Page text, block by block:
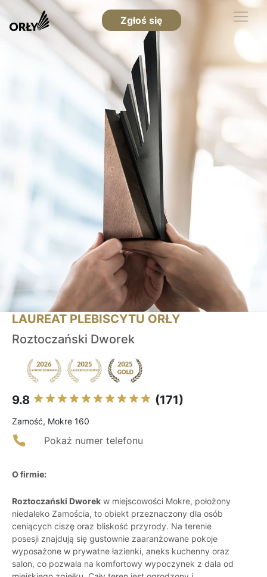
Zgłoś się
LAUREAT PLEBISCYTU ORŁY
Roztoczański Dworek
9.8 (171)
Zamość, Mokre 160
Pokaż numer telefonu
O firmie:
Roztoczański Dworek w miejscowości Mokre, położony
niedaleko Zamościa, to obiekt przeznaczony dla osób
ceniących ciszę oraz bliskość przyrody. Na terenie
posesji znajdują się gustownie zaaranżowane pokoje
wyposażone w prywatne łazienki, aneks kuchenny oraz
salon, co pozwala na komfortowy wypoczynek z dala od